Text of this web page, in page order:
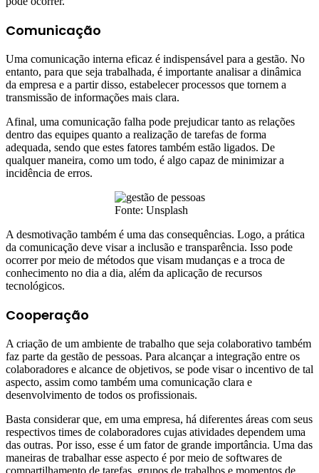
Comunicação
Uma comunicação interna eficaz é indispensável para a gestão. No
entanto, para que seja trabalhada, é importante analisar a dinâmica
da empresa e a partir disso, estabelecer processos que tornem a
transmissão de informações mais clara.
Afinal, uma comunicação falha pode prejudicar tanto as relações
dentro das equipes quanto a realização de tarefas de forma
adequada, sendo que estes fatores também estão ligados. De
qualquer maneira, como um todo, é algo capaz de minimizar a
incidência de erros.
Fonte: Unsplash
A desmotivação também é uma das consequências. Logo, a prática
da comunicação deve visar a inclusão e transparência. Isso pode
ocorrer por meio de métodos que visam mudanças e a troca de
conhecimento no dia a dia, além da aplicação de recursos
tecnológicos.
Cooperação
A criação de um ambiente de trabalho que seja colaborativo também
faz parte da gestão de pessoas. Para alcançar a integração entre os
colaboradores e alcance de objetivos, se pode visar o incentivo de tal
aspecto, assim como também uma comunicação clara e
desenvolvimento de todos os profissionais.
Basta considerar que, em uma empresa, há diferentes áreas com seus
respectivos times de colaboradores cujas atividades dependem uma
das outras. Por isso, esse é um fator de grande importância. Uma das
maneiras de trabalhar esse aspecto é por meio de softwares de